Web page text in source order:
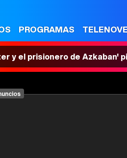
PROGRAMAS
y el prisionero de Azkaban'